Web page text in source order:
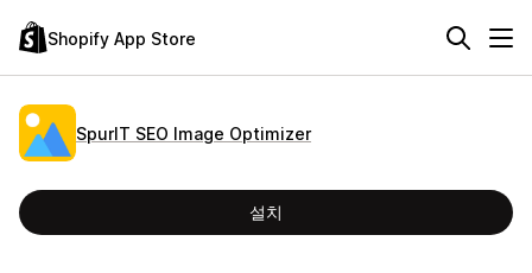
Shopify App Store
SpurIT SEO Image Optimizer
설치